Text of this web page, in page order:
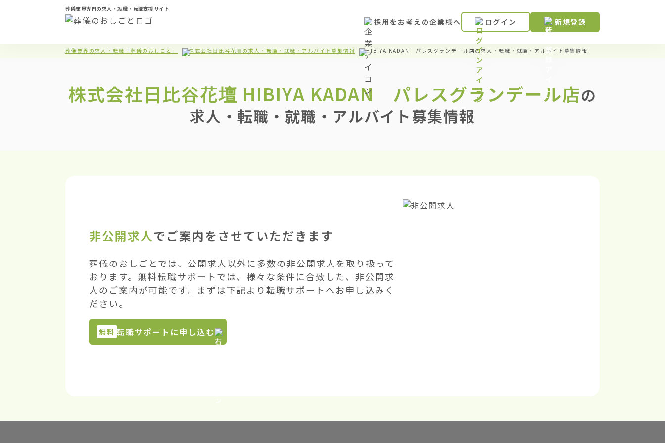
葬儀業界専門の求人・就職・転職支援サイト
採用をお考えの企業様へ ログイン 新規登録
葬儀業界の求人・転職「葬儀のおしごと」 株式会社日比谷花壇の求人・転職・就職・アルバイト募集情報 HIBIYA KADAN パレスグランデール店の求人・転職・就職・アルバイト募集情報
株式会社日比谷花壇 HIBIYA KADAN パレスグランデール店の
求人・転職・就職・アルバイト募集情報
非公開求人でご案内をさせていただきます
葬儀のおしごとでは、公開求人以外に多数の非公開求人を取り扱って
おります。無料転職サポートでは、様々な条件に合致した、非公開求
人のご案内が可能です。まずは下記より転職サポートへお申し込みく
ださい。
無料 転職サポートに申し込む